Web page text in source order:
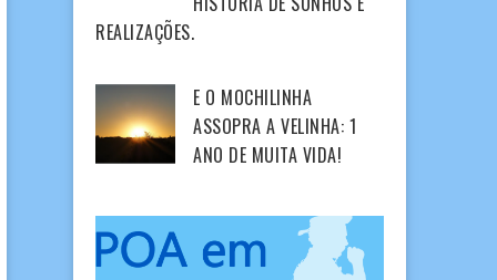
REALIZAÇÕES.
E O MOCHILINHA
ASSOPRA A VELINHA: 1
ANO DE MUITA VIDA!